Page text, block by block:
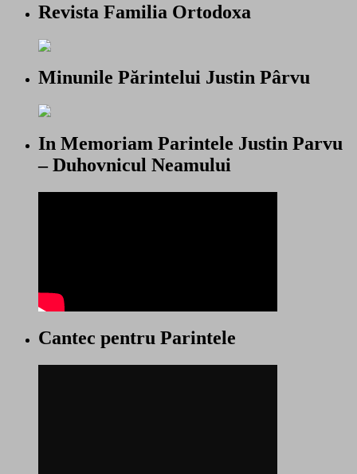
Revista Familia Ortodoxa
Minunile Părintelui Justin Pârvu
In Memoriam Parintele Justin Parvu
– Duhovnicul Neamului
Cantec pentru Parintele